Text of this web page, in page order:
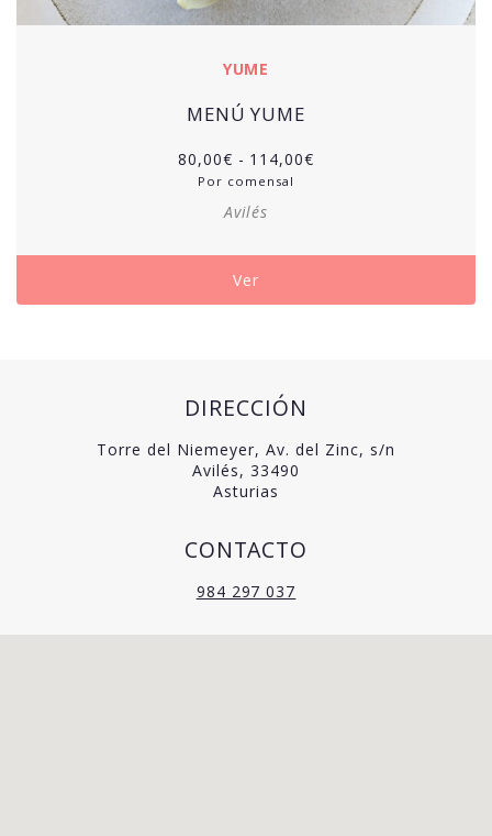
YUME
MENÚ YUME
80,00€ - 114,00€
Por comensal
Avilés
Ver
DIRECCIÓN
Torre del Niemeyer, Av. del Zinc, s/n
Avilés, 33490
Asturias
CONTACTO
984 297 037